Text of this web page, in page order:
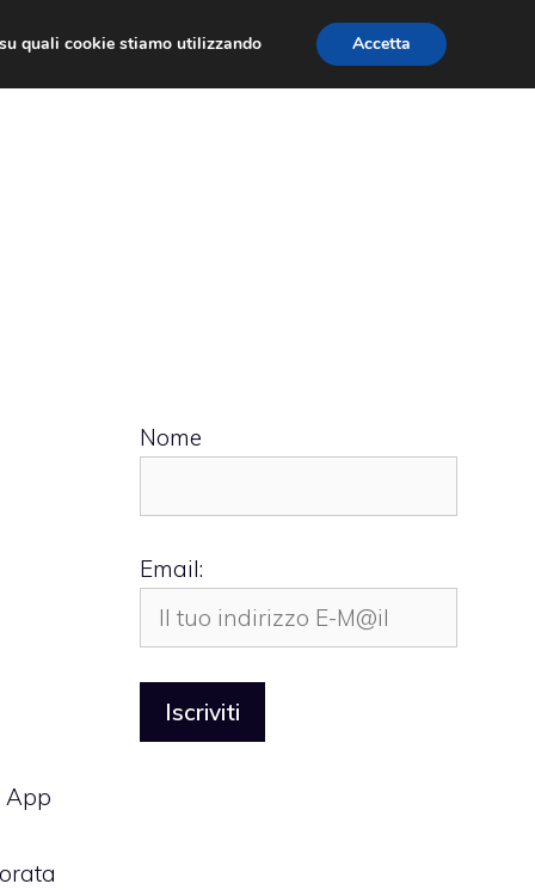
App
Nome
Email:
quali cookie stiamo utilizzando
Accetta